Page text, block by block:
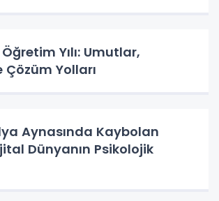
Yılı: Umutlar,
Yolları
Aynasında Kaybolan
Dünyanın Psikolojik